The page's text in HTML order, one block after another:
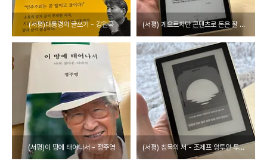
(서평)대통령의 글쓰기 - 강원국 (서평) 게으르지만 콘텐츠로 돈은 잘 법니다 - 신태순
(서평)이 땅에 태어나서 - 정주영 (서평) 침묵의 서 - 조제프 앙투안 투생 디누아르